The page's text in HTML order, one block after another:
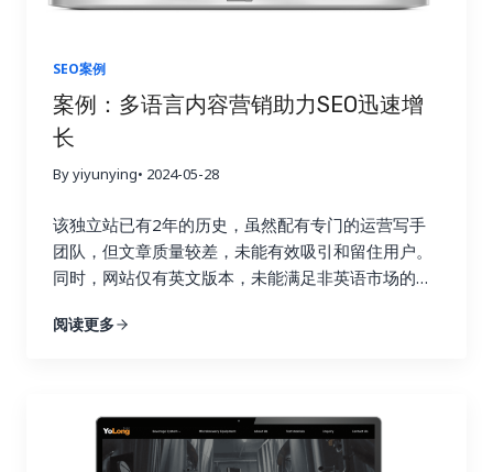
SEO案例
案例：多语言内容营销助力SEO迅速增
长
By yiyunying• 2024-05-28
该独立站已有2年的历史，虽然配有专门的运营写手
团队，但文章质量较差，未能有效吸引和留住用户。
同时，网站仅有英文版本，未能满足非英语市场的本
键词的深入分析，我们发现该行业的SEO难度中等，
和点击量。
阅读更多